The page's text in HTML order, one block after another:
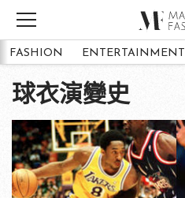
FASHION ENTERTAINMENT
球衣演變史